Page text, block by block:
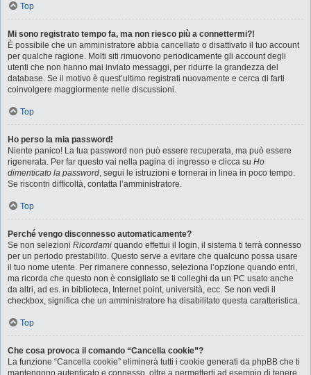
Top
Mi sono registrato tempo fa, ma non riesco più a connettermi?!
È possibile che un amministratore abbia cancellato o disattivato il tuo account
per qualche ragione. Molti siti rimuovono periodicamente gli account degli
utenti che non hanno mai inviato messaggi, per ridurre la grandezza del
database. Se il motivo è quest’ultimo registrati nuovamente e cerca di farti
coinvolgere maggiormente nelle discussioni.
Top
Ho perso la mia password!
Niente panico! La tua password non può essere recuperata, ma può essere
rigenerata. Per far questo vai nella pagina di ingresso e clicca su Ho
dimenticato la password, segui le istruzioni e tornerai in linea in poco tempo.
Se riscontri difficoltà, contatta l’amministratore.
Top
Perché vengo disconnesso automaticamente?
Se non selezioni Ricordami quando effettui il login, il sistema ti terrà connesso
per un periodo prestabilito. Questo serve a evitare che qualcuno possa usare
il tuo nome utente. Per rimanere connesso, seleziona l’opzione quando entri,
ma ricorda che questo non è consigliato se ti colleghi da un PC usato anche
da altri, ad es. in biblioteca, Internet point, università, ecc. Se non vedi il
checkbox, significa che un amministratore ha disabilitato questa caratteristica.
Top
Che cosa provoca il comando “Cancella cookie”?
La funzione “Cancella cookie” eliminerà tutti i cookie generati da phpBB che ti
mantengono autenticato e connesso, oltre a permetterti ad esempio di tenere